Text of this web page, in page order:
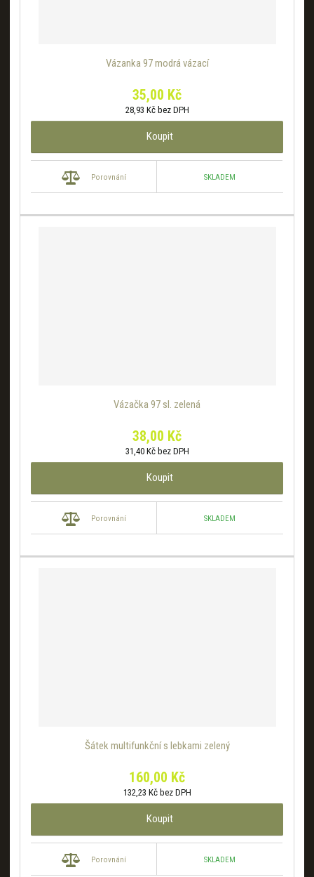
Vázanka 97 modrá vázací
35,00 Kč
28,93 Kč bez DPH
Koupit
Porovnání SKLADEM
Vázačka 97 sl. zelená
38,00 Kč
31,40 Kč bez DPH
Koupit
Porovnání SKLADEM
Šátek multifunkční s lebkami zelený
160,00 Kč
132,23 Kč bez DPH
Koupit
Porovnání SKLADEM